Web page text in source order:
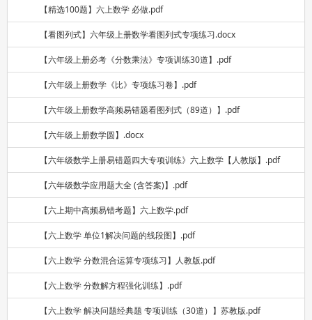
【精选100题】六上数学 必做.pdf
【看图列式】六年级上册数学看图列式专项练习.docx
【六年级上册必考《分数乘法》专项训练30道】.pdf
【六年级上册数学《比》专项练习卷】.pdf
【六年级上册数学高频易错题看图列式（89道）】.pdf
【六年级上册数学圆】.docx
【六年级数学上册易错题四大专项训练》六上数学【人教版】.pdf
【六年级数学应用题大全 (含答案)】.pdf
【六上期中高频易错考题】六上数学.pdf
【六上数学 单位1解决问题的线段图】.pdf
【六上数学 分数混合运算专项练习】人教版.pdf
【六上数学 分数解方程强化训练】.pdf
【六上数学 解决问题经典题 专项训练（30道）】苏教版.pdf